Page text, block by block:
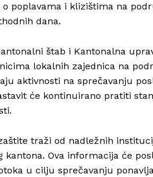
poplavama i klizištima na
dana.
štab i Kantonalna
lokalnih zajednica na
aktivnosti na sprečavanju
će kontinuirano pratiti
traži od nadležnih
kantona. Ova informacija će
u cilju sprečavanju